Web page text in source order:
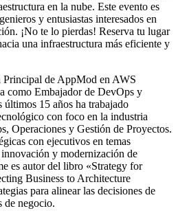
en la nube. Este evento es
y entusiastas interesados en
¡No te lo pierdas! Reserva tu lugar
una infraestructura más eficiente y
Principal de AppMod en AWS
como Embajador de DevOps y
15 años ha trabajado
con foco en la industria
Operaciones y Gestión de Proyectos.
con ejecutivos en temas
y modernización de
es autor del libro «Strategy for
Business to Architecture
para alinear las decisiones de
de negocio.